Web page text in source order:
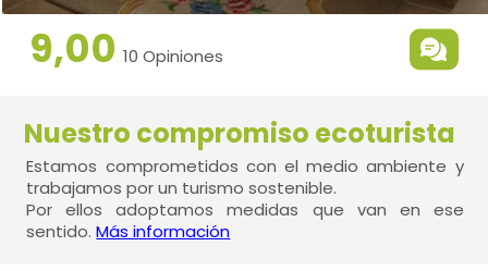
9,00 10 Opiniones
Nuestro compromiso ecoturista
Estamos comprometidos con el medio ambiente y
trabajamos por un turismo sostenible.
Por ellos adoptamos medidas que van en ese
sentido.Más información